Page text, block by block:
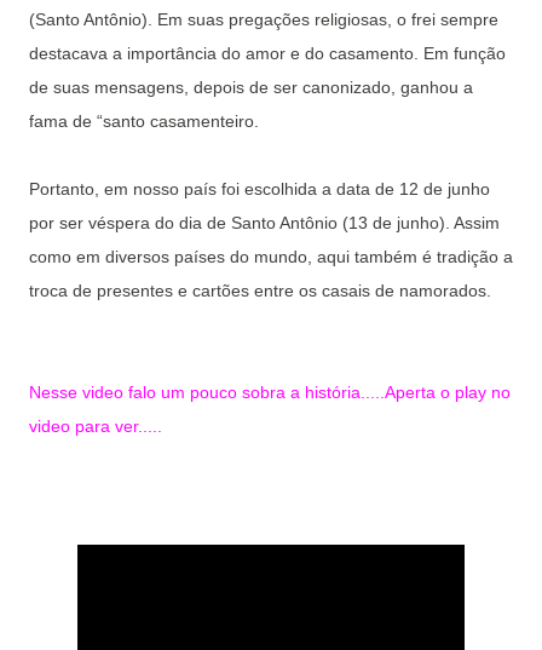
(Santo Antônio). Em suas pregações religiosas, o frei sempre
destacava a importância do amor e do casamento. Em função
de suas mensagens, depois de ser canonizado, ganhou a
fama de “santo casamenteiro.
Portanto, em nosso país foi escolhida a data de 12 de junho
por ser véspera do dia de Santo Antônio (13 de junho). Assim
como em diversos países do mundo, aqui também é tradição a
troca de presentes e cartões entre os casais de namorados.
Nesse video falo um pouco sobra a história.....Aperta o play no
video para ver.....